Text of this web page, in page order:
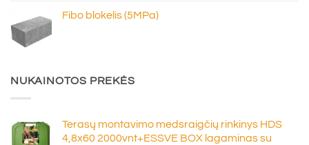
€6.20
Fibo blokelis (5MPa)
NUKAINOTOS PREKĖS
Terasų montavimo medsraigčių rinkinys HDS
4,8x60 2000vnt+ESSVE BOX lagaminas su